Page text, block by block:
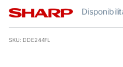
SKU: DDE244FL